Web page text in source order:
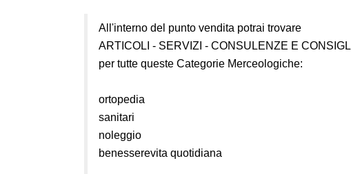
All'interno del punto vendita potrai trovare
ARTICOLI - SERVIZI - CONSULENZE E CONSIGLI
per tutte queste Categorie Merceologiche:
ortopedia
sanitari
noleggio
benesserevita quotidiana